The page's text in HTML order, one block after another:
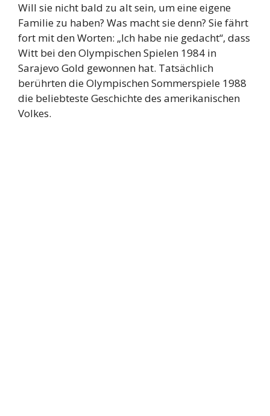
Will sie nicht bald zu alt sein, um eine eigene
Familie zu haben? Was macht sie denn? Sie fährt
fort mit den Worten: „Ich habe nie gedacht“, dass
Witt bei den Olympischen Spielen 1984 in
Sarajevo Gold gewonnen hat. Tatsächlich
berührten die Olympischen Sommerspiele 1988
die beliebteste Geschichte des amerikanischen
Volkes.